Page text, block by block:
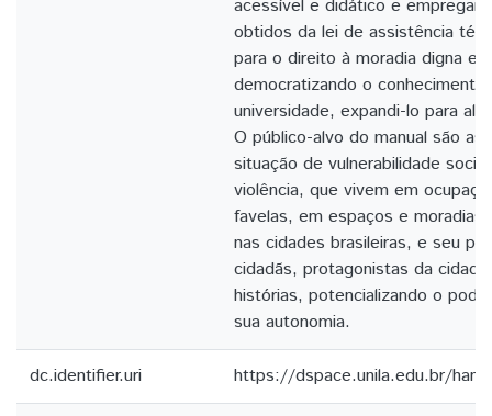
acessível e didático e
obtidos da lei de assistência
para o direito à moradia digna e
democratizando o conhecimento
universidade, expandi-lo para
O público-alvo do manual são as
situação de vulnerabilidade
violência, que vivem em
favelas, em espaços e moradias
nas cidades brasileiras, e seu
cidadãs, protagonistas da
histórias, potencializando o
sua autonomia.
dc.identifier.uri https://dspace.unila.edu.br/